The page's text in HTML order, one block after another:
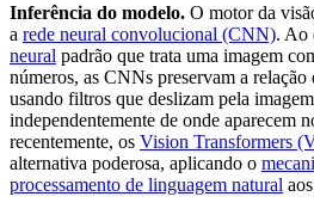
Inferência do modelo. O motor da
a rede neural convolucional (CNN). Ao
neural padrão que trata uma imagem
números, as CNNs preservam a relação
usando filtros que deslizam pela
independentemente de onde aparecem
recentemente, os Vision Transformers
alternativa poderosa, aplicando o
processamento de linguagem natural